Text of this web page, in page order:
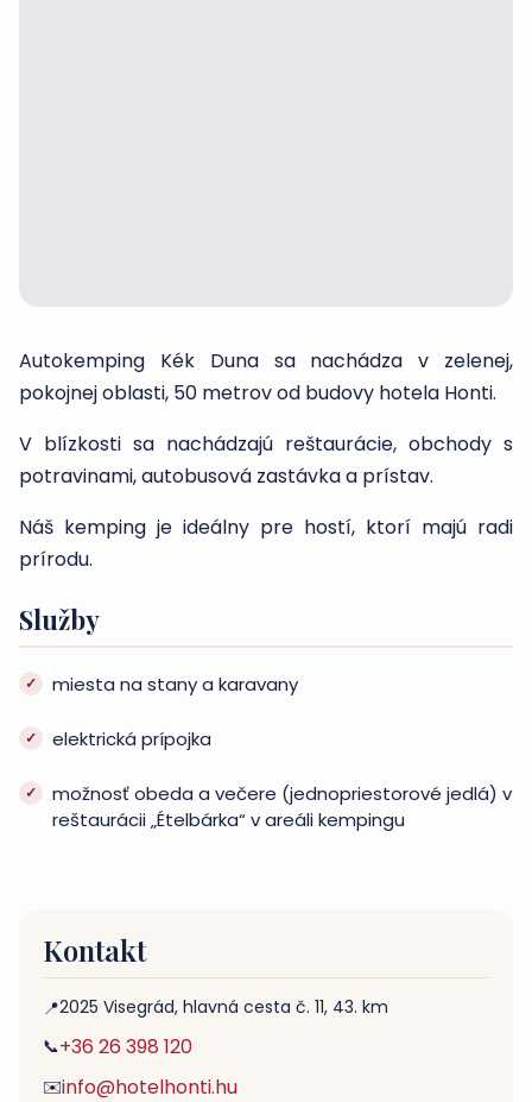
Autokemping Kék Duna sa nachádza v zelenej,
pokojnej oblasti, 50 metrov od budovy hotela Honti.
V blízkosti sa nachádzajú reštaurácie, obchody s
potravinami, autobusová zastávka a prístav.
Náš kemping je ideálny pre hostí, ktorí majú radi
prírodu.
Služby
miesta na stany a karavany
elektrická prípojka
možnosť obeda a večere (jednopriestorové jedlá) v
reštaurácii „Ételbárka“ v areáli kempingu
Kontakt
📍2025 Visegrád, hlavná cesta č. 11, 43. km
📞+36 26 398 120
✉️info@hotelhonti.hu